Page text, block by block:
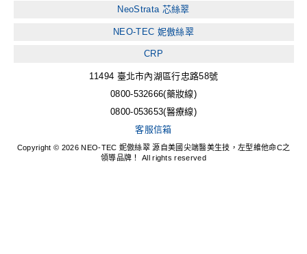
NeoStrata 芯絲翠
NEO-TEC 妮傲絲翠
CRP
11494 臺北市內湖區行忠路58號
0800-532666(藥妝線)
0800-053653(醫療線)
客服信箱
Copyright © 2026 NEO-TEC 妮傲絲翠 源自美國尖端醫美生技，左型維他命C之
領導品牌！ All rights reserved